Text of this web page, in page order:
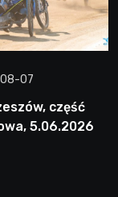
07
część
5.06.2026